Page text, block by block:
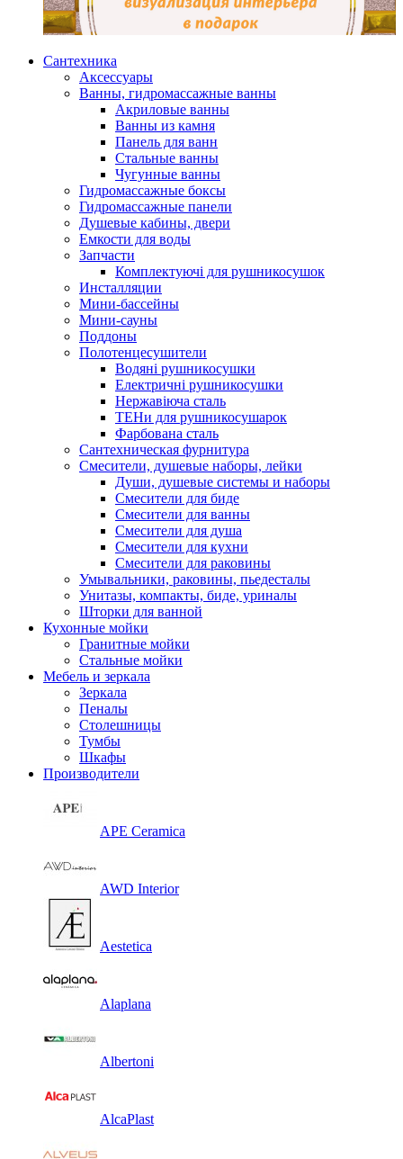
Сантехника
Аксессуары
Ванны, гидромассажные ванны
Акриловые ванны
Ванны из камня
Панель для ванн
Стальные ванны
Чугунные ванны
Гидромассажные боксы
Гидромассажные панели
Душевые кабины, двери
Емкости для воды
Запчасти
Комплектуючі для рушникосушок
Инсталляции
Мини-бассейны
Мини-сауны
Поддоны
Полотенцесушители
Водяні рушникосушки
Електричні рушникосушки
Нержавіюча сталь
ТЕНи для рушникосушарок
Фарбована сталь
Сантехническая фурнитура
Смесители, душевые наборы, лейки
Души, душевые системы и наборы
Смесители для биде
Смесители для ванны
Смесители для душа
Смесители для кухни
Смесители для раковины
Умывальники, раковины, пьедесталы
Унитазы, компакты, биде, уриналы
Шторки для ванной
Кухонные мойки
Гранитные мойки
Стальные мойки
Мебель и зеркала
Зеркала
Пеналы
Столешницы
Тумбы
Шкафы
Производители
APE Ceramica
AWD Interior
Aestetica
Alaplana
Albertoni
AlcaPlast